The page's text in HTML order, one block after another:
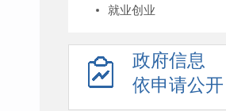
就业创业
政府信息
依申请公开